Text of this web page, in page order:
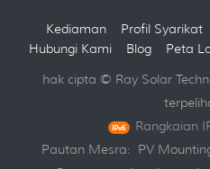
Kediaman Profil Syarikat
Hubungi Kami
Blog Peta
hak cipta © Ray Solar
Rangkaian
Pautan Mesra: PV